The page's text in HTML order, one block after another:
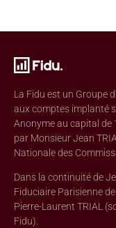
La Fidu est un Groupe
aux comptes implanté
Anonyme au capital de
par Monsieur Jean
Nationale des
Dans la continuité de
Fiduciaire Parisienne
Pierre-Laurent TRIAL
Fidu).